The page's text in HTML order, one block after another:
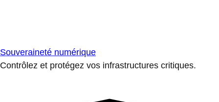
Souveraineté numérique
Contrôlez et protégez vos infrastructures critiques.